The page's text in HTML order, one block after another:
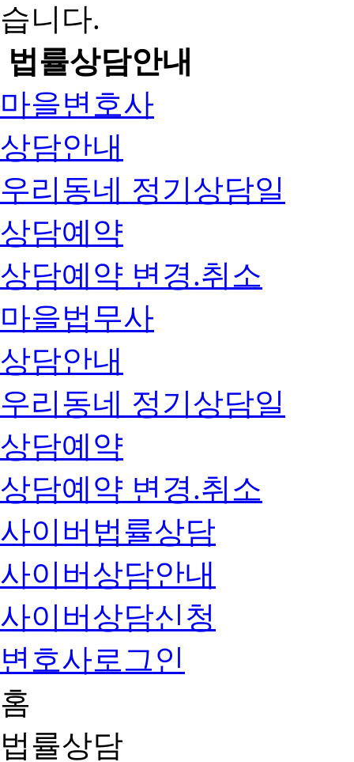
습니다.
법률상담안내
마을변호사
상담안내
우리동네 정기상담일
상담예약
상담예약 변경.취소
마을법무사
상담안내
우리동네 정기상담일
상담예약
상담예약 변경.취소
사이버법률상담
사이버상담안내
사이버상담신청
변호사로그인
홈
법률상담